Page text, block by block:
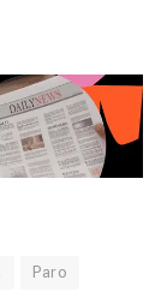
Paro